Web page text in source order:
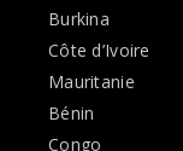
Burkina
Côte d’Ivoire
Mauritanie
Bénin
Congo